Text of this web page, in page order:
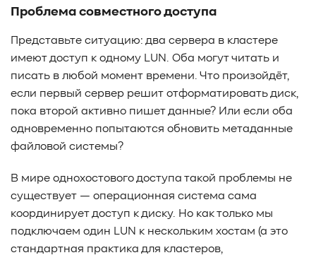
Проблема совместного доступа
Представьте ситуацию: два сервера в кластере
имеют доступ к одному LUN. Оба могут читать и
писать в любой момент времени. Что произойдёт,
если первый сервер решит отформатировать диск,
пока второй активно пишет данные? Или если оба
одновременно попытаются обновить метаданные
файловой системы?
В мире однохостового доступа такой проблемы не
существует — операционная система сама
координирует доступ к диску. Но как только мы
подключаем один LUN к нескольким хостам (а это
стандартная практика для кластеров,